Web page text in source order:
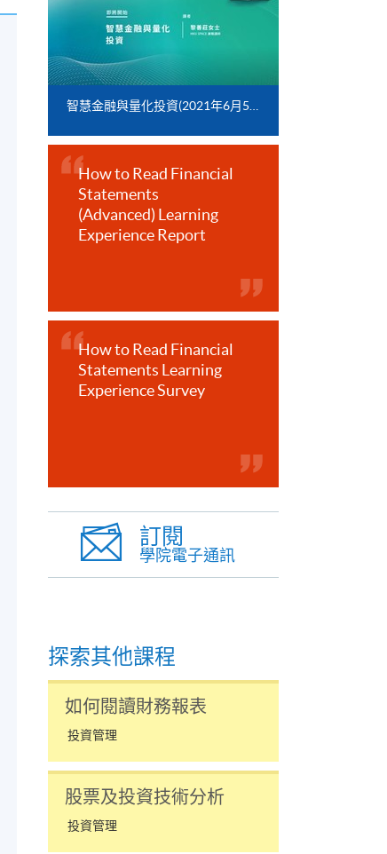
How to Read Financial
Statements
(Advanced) Learning
Experience Report
How to Read Financial
Statements Learning
Experience Survey
訂閱
學院電子通訊
探索其他課程
如何閱讀財務報表
投資管理
股票及投資技術分析
投資管理